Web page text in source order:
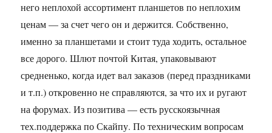
него неплохой ассортимент планшетов по неплохим
ценам — за счет чего он и держится. Собственно,
именно за планшетами и стоит туда ходить, остальное
все дорого. Шлют почтой Китая, упаковывают
средненько, когда идет вал заказов (перед праздниками
и т.п.) откровенно не справляются, за что их и ругают
на форумах. Из позитива — есть русскоязычная
тех.поддержка по Скайпу. По техническим вопросам